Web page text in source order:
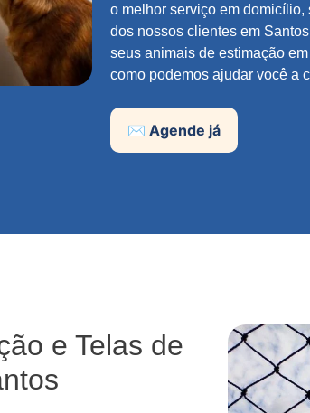
o melhor serviço em
dos nossos clientes em
seus animais de estimação
como podemos ajudar você a
✉️ Agende já
e Telas de